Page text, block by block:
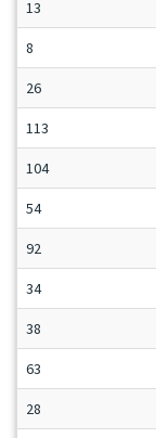
13
8
26
113
104
54
92
34
38
63
28